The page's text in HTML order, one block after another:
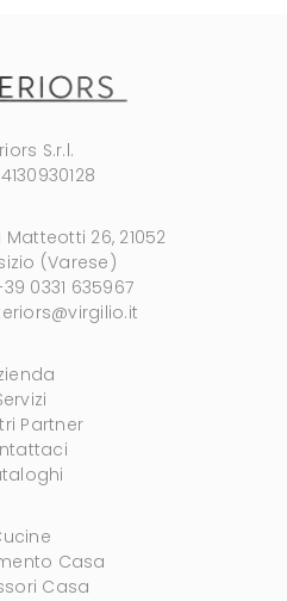
S.r.l.
Matteotti 26, 21052
(Varese)
0331 635967
Partner
Casa
Casa